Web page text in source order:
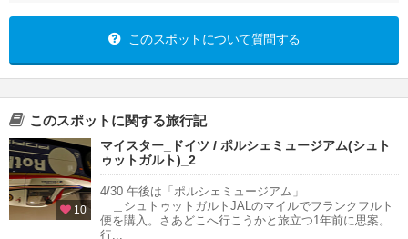
このスポットについて質問する
このスポットに関する旅行記
10
マイスター_ドイツ / ポルシェミュージアム(シュト
ゥットガルト)_2
4/30 午後は「ポルシェミュージアム」
＿シュトゥットガルトJALのマイルでフランクフルト
便を購入。さあどこへ行こうかと旅立つ1年前に思案。
行...